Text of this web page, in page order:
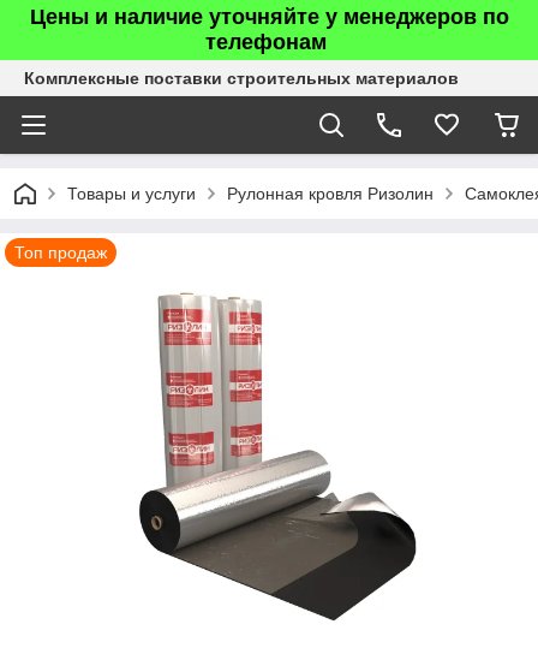
Цены и наличие уточняйте у менеджеров по
телефонам
Комплексные поставки строительных материалов
Товары и услуги Рулонная кровля Ризолин
Топ продаж